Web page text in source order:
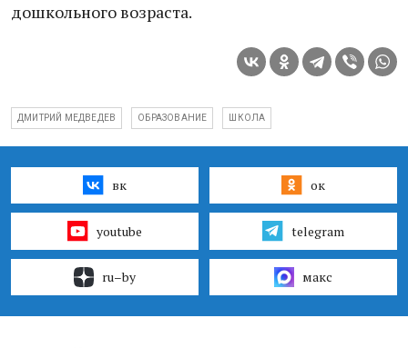
дошкольного возраста.
ДМИТРИЙ МЕДВЕДЕВ ОБРАЗОВАНИЕ ШКОЛА
вк ок
youtube telegram
ru–by макс